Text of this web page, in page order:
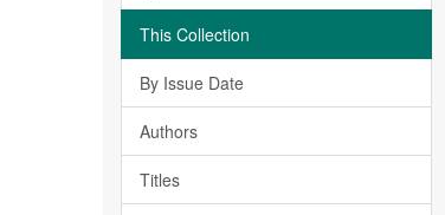
This Collection
By Issue Date
Authors
Titles